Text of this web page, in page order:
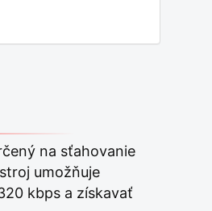
na sťahovanie
umožňuje
kbps a získavať